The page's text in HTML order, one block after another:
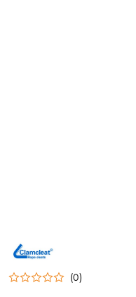
NAZWA
PRODUCENTA:
(0)